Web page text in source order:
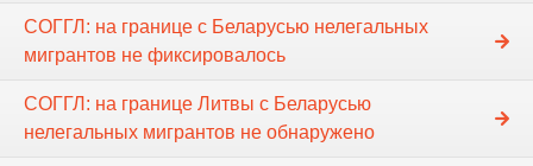
СОГГЛ: на границе с Беларусью нелегальных
мигрантов не фиксировалось
СОГГЛ: на границе Литвы с Беларусью
нелегальных мигрантов не обнаружено